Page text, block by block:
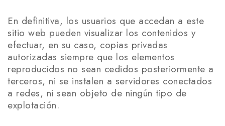
En definitiva, los usuarios que accedan a este
sitio web pueden visualizar los contenidos y
efectuar, en su caso, copias privadas
autorizadas siempre que los elementos
reproducidos no sean cedidos posteriormente a
terceros, ni se instalen a servidores conectados
a redes, ni sean objeto de ningún tipo de
explotación.